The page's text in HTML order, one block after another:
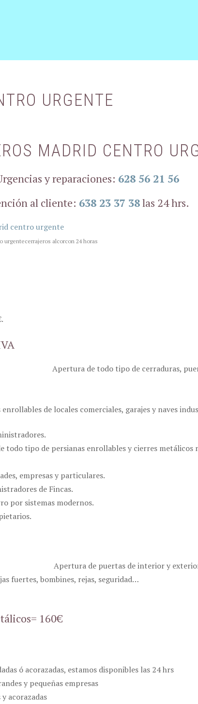
URGENTE
MADRID CENTRO
y reparaciones: 628 56 21 56
al cliente: 638 23 37 38las 24 hrs.
urgentecerrajeros alcorcon 24 horas
Apertura de todo tipo de cerraduras,
de locales comerciales, garajes y naves
tipo de persianas enrollables y cierres metálicos
empresas y particulares.
de Fincas.
por sistemas modernos.
Apertura de puertas de interior y
fuertes, bombines, rejas, seguridad…
160€
ó acorazadas, estamos disponibles las 24 hrs
y pequeñas empresas
acorazadas